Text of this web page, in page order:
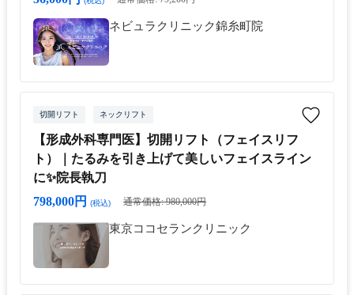
ネビュラクリニック錦糸町院
切開リフト ネックリフト
【形成外科専門医】切開リフト（フェイスリフ
ト）｜たるみを引き上げて美しいフェイスライン
に✨院長執刀
798,000円
(税込) 通常価格: 980,000円
東京ココセランクリニック